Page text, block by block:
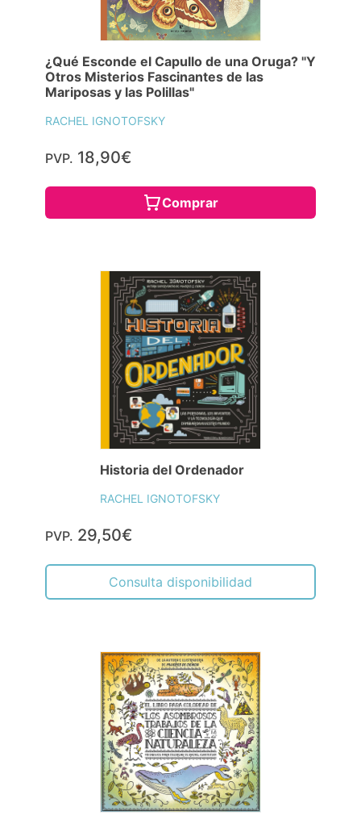
¿Qué Esconde el Capullo de una Oruga? "Y
Otros Misterios Fascinantes de las
Mariposas y las Polillas"
RACHEL IGNOTOFSKY
PVP. 18,90€
Comprar
Historia del Ordenador
RACHEL IGNOTOFSKY
PVP. 29,50€
Consulta disponibilidad